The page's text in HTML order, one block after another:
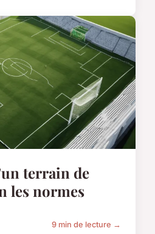
terrain de
les normes
9 min de lecture →